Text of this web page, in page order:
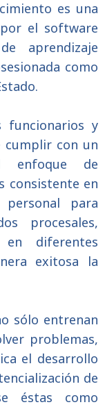
es una
el software
aprendizaje
como
funcionarios y
cumplir con un
enfoque de
consistente en
para
procesales,
en diferentes
exitosa la
sólo entrenan
problemas,
el desarrollo
de
éstas como